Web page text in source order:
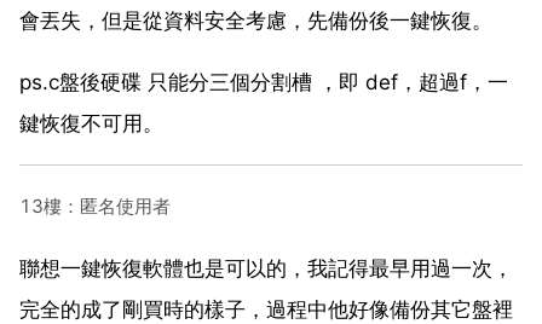
會丟失，但是從資料安全考慮，先備份後一鍵恢復。
ps.c盤後硬碟 只能分三個分割槽 ，即 def，超過f，一
鍵恢復不可用。
13樓：匿名使用者
聯想一鍵恢復軟體也是可以的，我記得最早用過一次，
完全的成了剛買時的樣子，過程中他好像備份其它盤裡